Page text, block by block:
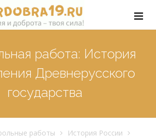
работа: История
Древнерусского
государства
работы
История России